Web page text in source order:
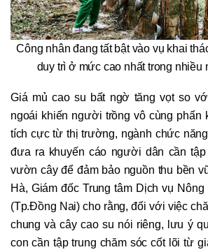
Công nhân đang tất bật vào vụ khai
duy trì ở mức cao nhất trong nhiều
Giá mủ cao su bất ngờ tăng vọt so
ngoái khiến người trồng vô cùng phấn
tích cực từ thị trường, ngành chức
đưa ra khuyến cáo người dân cần tập
vườn cây để đảm bảo nguồn thu bền
Hà, Giám đốc Trung tâm Dịch vụ
(Tp.Đồng Nai) cho rằng, đối với việc
chung và cây cao su nói riêng, lưu ý
con cần tập trung chăm sóc cốt lõi từ